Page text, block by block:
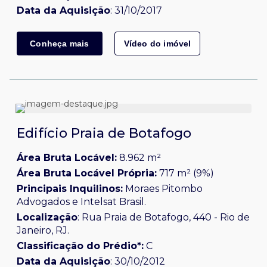
que contribuem para o crescente fluxo de pessoas na
Data da Aquisição: 31/10/2017
imóvel foi entregue em 2013 e recebe a classificação
AAA (fonte: Buildings) e tem certificação Leed Silver ®.
acesso à região da Faria Lima e Marginal Pinheiros. A
região dispõe de excelente infraestrutura urbana com
grande oferta de serviços.
Conheça mais Vídeo do imóvel
Edifício
III
Edifício Praia de Botafogo
Área Bruta Locável: 8.962 m²
Área Bruta Locável Própria: 717 m² (9%)
Principais Inquilinos: Moraes Pitombo
Advogados e Intelsat Brasil.
Localização: Rua Praia de Botafogo, 440 - Rio de
Janeiro, RJ.
Classificação do Prédio*: C
Data da Aquisição: 30/10/2012